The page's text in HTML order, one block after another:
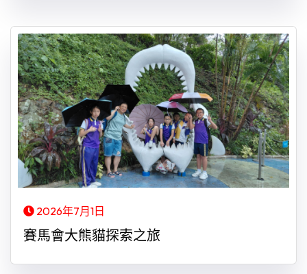
2026年7月1日
賽馬會大熊貓探索之旅